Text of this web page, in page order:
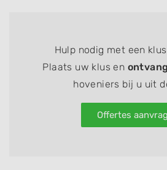
Hulp nodig met een
Plaats uw klus en
hoveniers bij u uit
Offertes